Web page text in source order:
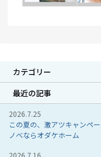
カテゴリー
最近の記事
2026.7.25
この夏の、激アツキャンペー
ノベならオダケホーム